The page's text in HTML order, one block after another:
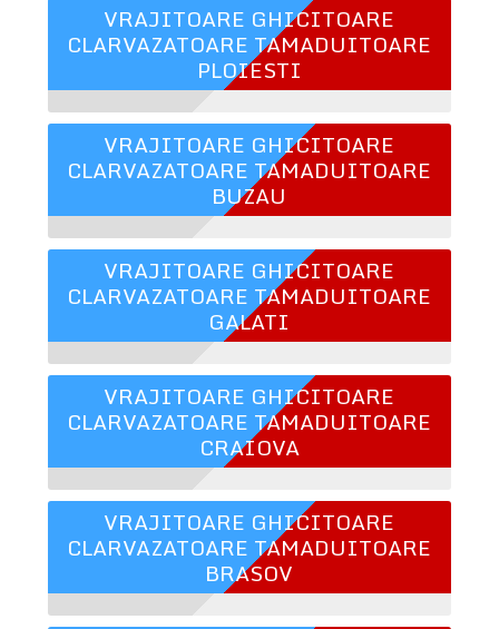
VRAJITOARE GHICITOARE
CLARVAZATOARE TAMADUITOARE
PLOIESTI
VRAJITOARE GHICITOARE
CLARVAZATOARE TAMADUITOARE
BUZAU
VRAJITOARE GHICITOARE
CLARVAZATOARE TAMADUITOARE
GALATI
VRAJITOARE GHICITOARE
CLARVAZATOARE TAMADUITOARE
CRAIOVA
VRAJITOARE GHICITOARE
CLARVAZATOARE TAMADUITOARE
BRASOV